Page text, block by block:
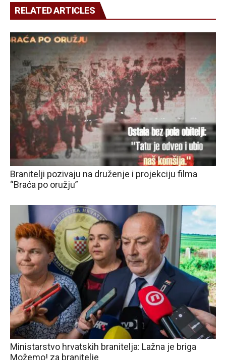
RELATED ARTICLES
Branitelji pozivaju na druženje i projekciju filma
“Braća po oružju”
Ministarstvo hrvatskih branitelja: Lažna je briga
Možemo! za branitelje